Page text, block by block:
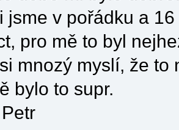
jsme v pořádku a
pro mě to byl
mnozý myslí, že
bylo to supr.